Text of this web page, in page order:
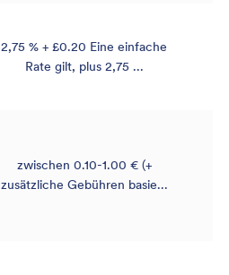
2,75 % + £0.20 Eine einfache
Rate gilt, plus 2,75 ...
zwischen 0.10-1.00 € (+
zusätzliche Gebühren basie...